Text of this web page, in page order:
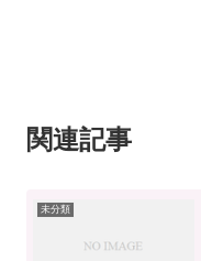
関連記事
未分類